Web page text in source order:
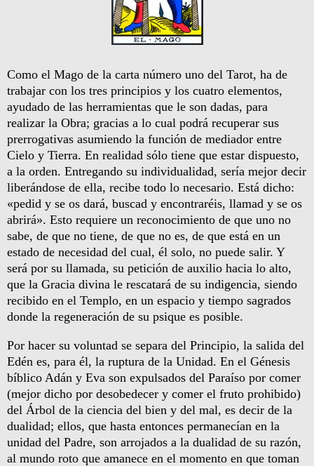
Como el Mago de la carta número uno del Tarot, ha de
trabajar con los tres principios y los cuatro elementos,
ayudado de las herramientas que le son dadas, para
realizar la Obra; gracias a lo cual podrá recuperar sus
prerrogativas asumiendo la función de mediador entre
Cielo y Tierra. En realidad sólo tiene que estar dispuesto,
a la orden. Entregando su individualidad, sería mejor decir
liberándose de ella, recibe todo lo necesario. Está dicho:
«pedid y se os dará, buscad y encontraréis, llamad y se os
abrirá». Esto requiere un reconocimiento de que uno no
sabe, de que no tiene, de que no es, de que está en un
estado de necesidad del cual, él solo, no puede salir. Y
será por su llamada, su petición de auxilio hacia lo alto,
que la Gracia divina le rescatará de su indigencia, siendo
recibido en el Templo, en un espacio y tiempo sagrados
donde la regeneración de su psique es posible.
Por hacer su voluntad se separa del Principio, la salida del
Edén es, para él, la ruptura de la Unidad. En el Génesis
bíblico Adán y Eva son expulsados del Paraíso por comer
(mejor dicho por desobedecer y comer el fruto prohibido)
del Árbol de la ciencia del bien y del mal, es decir de la
dualidad; ellos, que hasta entonces permanecían en la
unidad del Padre, son arrojados a la dualidad de su razón,
al mundo roto que amanece en el momento en que toman